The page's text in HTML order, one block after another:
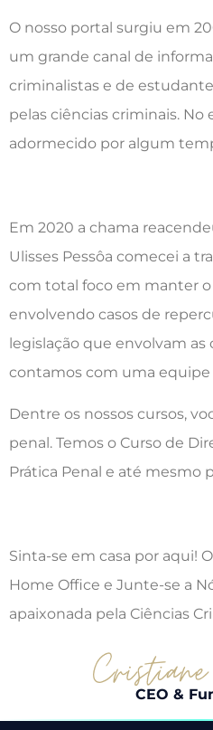
O nosso portal surgiu em
um grande canal de
criminalistas e de
pelas ciências criminais.
adormecido por algum
Em 2020 a chama
Ulisses Pessôa comecei a
com total foco em manter
envolvendo casos de
legislação que envolvam as
contamos com uma equipe
Dentre os nossos cursos,
penal. Temos o Curso de
Prática Penal e até mesmo
Sinta-se em casa por aqui!
Home Office e Junte-se a
apaixonada pela Ciências
CEO &